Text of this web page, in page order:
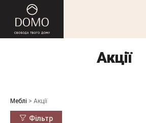
Акції
Меблі > Акції
Фільтр